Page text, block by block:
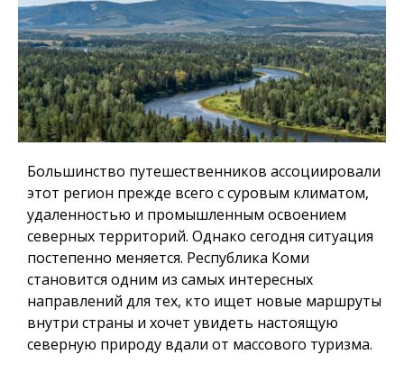
Большинство путешественников ассоциировали
этот регион прежде всего с суровым климатом,
удаленностью и промышленным освоением
северных территорий. Однако сегодня ситуация
постепенно меняется. Республика Коми
становится одним из самых интересных
направлений для тех, кто ищет новые маршруты
внутри страны и хочет увидеть настоящую
северную природу вдали от массового туризма.